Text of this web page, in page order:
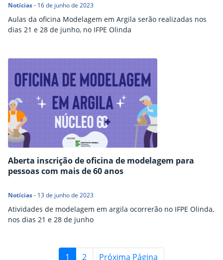
Notícias- 16 de junho de 2023
Aulas da oficina Modelagem em Argila serão realizadas nos
dias 21 e 28 de junho, no IFPE Olinda
Aberta inscrição de oficina de modelagem para
pessoas com mais de 60 anos
Notícias- 13 de junho de 2023
Atividades de modelagem em argila ocorrerão no IFPE Olinda,
nos dias 21 e 28 de junho
1 2 Próxima Página